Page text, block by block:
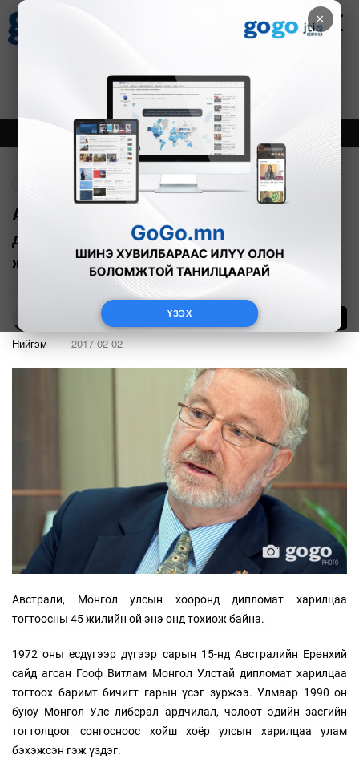
×
ҮЗЭХ
Зурхай
8.08
Онцлох Шинэ
Aвстрали-Монгол улсын хооронд
дипломат харилцаа тогтоосны 45
жилийн ой
А.Одонтуяа
Нийгэм 2017-02-02
Австрали, Монгол улсын хооронд дипломат харилцаа
тогтоосны 45 жилийн ой энэ онд тохиож байна.
1972 оны есдүгээр дүгээр сарын 15-нд Австралийн Ерөнхий
сайд агсан Гооф Витлам Монгол Улстай дипломат харилцаа
тогтоох баримт бичигт гарын үсэг зуржээ. Улмаар 1990 он
буюу Монгол Улс либерал ардчилал, чөлөөт эдийн засгийн
тогтолцоог сонгосноос хойш хоёр улсын харилцаа улам
бэхэжсэн гэж үздэг.